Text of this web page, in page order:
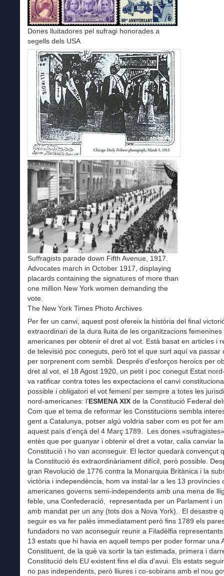
Dones lluitadores pel sufragi honorades a
segells dels USA
Suffragists parade down Fifth Avenue, 1917.
Advocates march in October 1917, displaying
placards containing the signatures of more than
one million New York women demanding the
vote.
The New York Times Photo Archives
Per fer un canvi, aquest post ofereix la història del final
extraordinari de la dura lluita de les organitzacions femenines
americanes per obtenir el dret al vot. Està basat en articles i
de televisió poc coneguts, però tot el que surt aquí va passar
per sorprenent com sembli. Després d’esforços heroics per
dret al vot, el 18 Agost 1920, un petit i poc conegut Estat
va ratificar contra totes les expectacions el canvi
possible i obligatori el vot femení per sempre a totes les
nord-americanes: l’ESMENA XIX de la Constitució Federal
Com que el tema de reformar les Constitucions sembla
gent a Catalunya, potser algú voldria saber com es pot fer
aquest país d’ençà del 4 Març 1789. Les dones
entès que per guanyar i obtenir el dret a votar, calia canviar la
Constitució i ho van aconseguir. El lector quedarà convençut
la Constitució és extraordinàriament difícil, però possible.
gran Revolució de 1776 contra la Monarquia Britànica i la
victòria i independència, hom va instal·lar a les 13 províncies
americanes governs semi-independents amb una mena de
feble, una Confederació, representada per un Parlament i un
amb mandat per un any (tots dos a Nova York). El desastre
seguir es va fer palès immediatament però fins 1789 els
fundadors no van aconseguir reunir a Filadèlfia
13 estats que hi havia en aquell temps per poder formar una
Constituent, de la què va sortir la tan estimada, primera i
Constitució dels EU existent fins el dia d’avui. Els estats
no pas independents, però lliures i co-sobirans amb el nou